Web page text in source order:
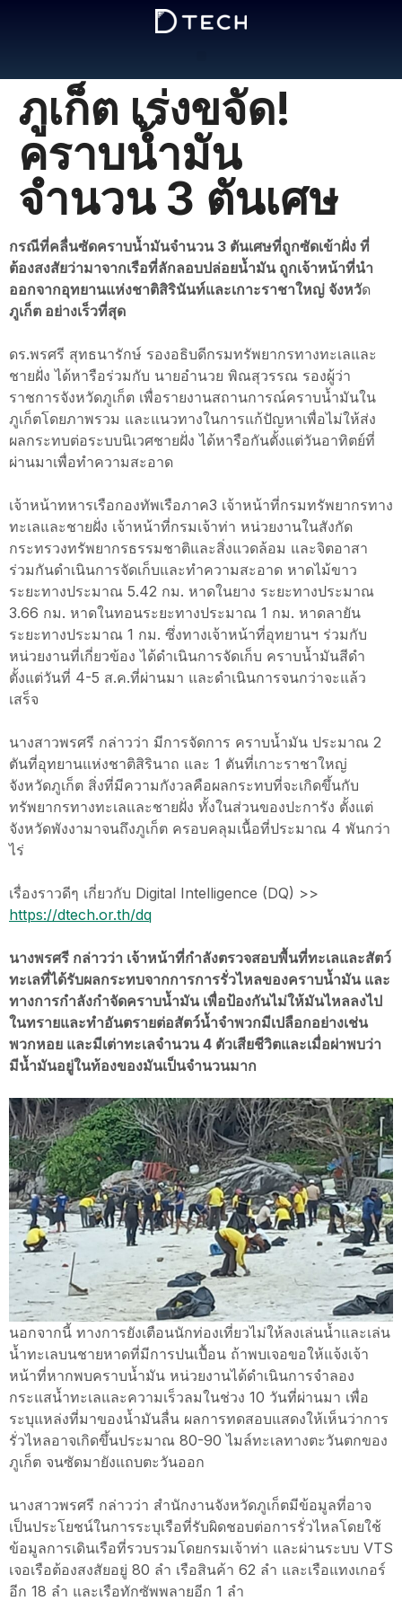
ภูเก็ต เร่งขจัด!
คราบน้ำมัน
จำนวน 3 ตันเศษ
กรณีที่คลื่นซัดคราบน้ำมันจำนวน 3 ตันเศษที่ถูกซัดเข้าฝั่ง ที่
ต้องสงสัยว่ามาจากเรือที่ลักลอบปล่อยนํ้ามัน ถูกเจ้าหน้าที่นำ
ออกจากอุทยานแห่งชาติสิรินันท์และเกาะราชาใหญ่ จังหวัด
ภูเก็ต อย่างเร็วที่สุด
ดร.พรศรี สุทธนารักษ์ รองอธิบดีกรมทรัพยากรทางทะเลและ
ชายฝั่ง ได้หารือร่วมกับ นายอำนวย พิณสุวรรณ รองผู้ว่า
ราชการจังหวัดภูเก็ต เพื่อรายงานสถานการณ์คราบน้ำมันใน
ภูเก็ตโดยภาพรวม และแนวทางในการแก้ปัญหาเพื่อไม่ให้ส่ง
ผลกระทบต่อระบบนิเวศชายฝั่ง ได้หารือกันตั้งแต่วันอาทิตย์ที่
ผ่านมาเพื่อทำความสะอาด
เจ้าหน้าทหารเรือกองทัพเรือภาค3 เจ้าหน้าที่กรมทรัพยากรทาง
ทะเลและชายฝั่ง เจ้าหน้าที่กรมเจ้าท่า หน่วยงานในสังกัด
กระทรวงทรัพยากรธรรมชาติและสิ่งแวดล้อม และจิตอาสา
ร่วมกันดำเนินการจัดเก็บและทำความสะอาด หาดไม้ขาว
ระยะทางประมาณ 5.42 กม. หาดในยาง ระยะทางประมาณ
3.66 กม. หาดในทอนระยะทางประมาณ 1 กม. หาดลายัน
ระยะทางประมาณ 1 กม. ซึ่งทางเจ้าหน้าที่อุทยานฯ ร่วมกับ
หน่วยงานที่เกี่ยวข้อง ได้ดำเนินการจัดเก็บ คราบน้ำมันสีดำ
ตั้งแต่วันที่ 4-5 ส.ค.ที่ผ่านมา และดำเนินการจนกว่าจะแล้ว
เสร็จ
นางสาวพรศรี กล่าวว่า มีการจัดการ คราบน้ำมัน ประมาณ 2
ตันที่อุทยานแห่งชาติสิรินาถ และ 1 ตันที่เกาะราชาใหญ่
จังหวัดภูเก็ต สิ่งที่มีความกังวลคือผลกระทบที่จะเกิดขึ้นกับ
ทรัพยากรทางทะเลและชายฝั่ง ทั้งในส่วนของปะการัง ตั้งแต่
จังหวัดพังงามาจนถึงภูเก็ต ครอบคลุมเนื้อที่ประมาณ 4 พันกว่า
ไร่
เรื่องราวดีๆ เกี่ยวกับ Digital Intelligence (DQ) >>
https://dtech.or.th/dq
นางพรศรี กล่าวว่า เจ้าหน้าที่กำลังตรวจสอบพื้นที่ทะเลและสัตว์
ทะเลที่ได้รับผลกระทบจากการการรั่วไหลของคราบนํ้ามัน และ
ทางการกำลังกำจัดคราบนํ้ามัน เพื่อป้องกันไม่ให้มันไหลลงไป
ในทรายและทำอันตรายต่อสัตว์นํ้าจำพวกมีเปลือกอย่างเช่น
พวกหอย และมีเต่าทะเลจำนวน 4 ตัวเสียชีวิตและเมื่อผ่าพบว่า
มีนํ้ามันอยู่ในท้องของมันเป็นจำนวนมาก
นอกจากนี้ ทางการยังเตือนนักท่องเที่ยวไม่ให้ลงเล่นน้ำและเล่น
น้ำทะเลบนชายหาดที่มีการปนเปื้อน ถ้าพบเจอขอให้แจ้งเจ้า
หน้าที่หากพบคราบน้ำมัน หน่วยงานได้ดำเนินการจำลอง
กระแสน้ำทะเลและความเร็วลมในช่วง 10 วันที่ผ่านมา เพื่อ
ระบุแหล่งที่มาของน้ำมันลื่น ผลการทดสอบแสดงให้เห็นว่าการ
รั่วไหลอาจเกิดขึ้นประมาณ 80-90 ไมล์ทะเลทางตะวันตกของ
ภูเก็ต จนซัดมายังแถบตะวันออก
นางสาวพรศรี กล่าวว่า สำนักงานจังหวัดภูเก็ตมีข้อมูลที่อาจ
เป็นประโยชน์ในการระบุเรือที่รับผิดชอบต่อการรั่วไหลโดยใช้
ข้อมูลการเดินเรือที่รวบรวมโดยกรมเจ้าท่า และผ่านระบบ VTS
เจอเรือต้องสงสัยอยู่ 80 ลำ เรือสินค้า 62 ลำ และเรือแทงเกอร์
อีก 18 ลำ และเรือทักซัพพลายอีก 1 ลำ